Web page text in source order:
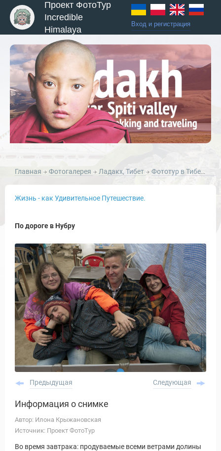
и Туры
Новости и Отчеты
Проект ФотоТур
Incredible
Himalaya
Вход и регистрация
Главная Фотогалерея Ладакх, Тибет Фототур в Тибет: долины Ладакх, Ламаюру и Нубра, сентябрь 2011г.
Жизнь - как Удивительное Путешествие.
По дороге в Нубру
Предыдущая Следующая
Информация о снимке
Автор: Илона Крыжановская
Источник: Проект ФотоТур
Во время завтрака: продуваемые всеми ветрами долины